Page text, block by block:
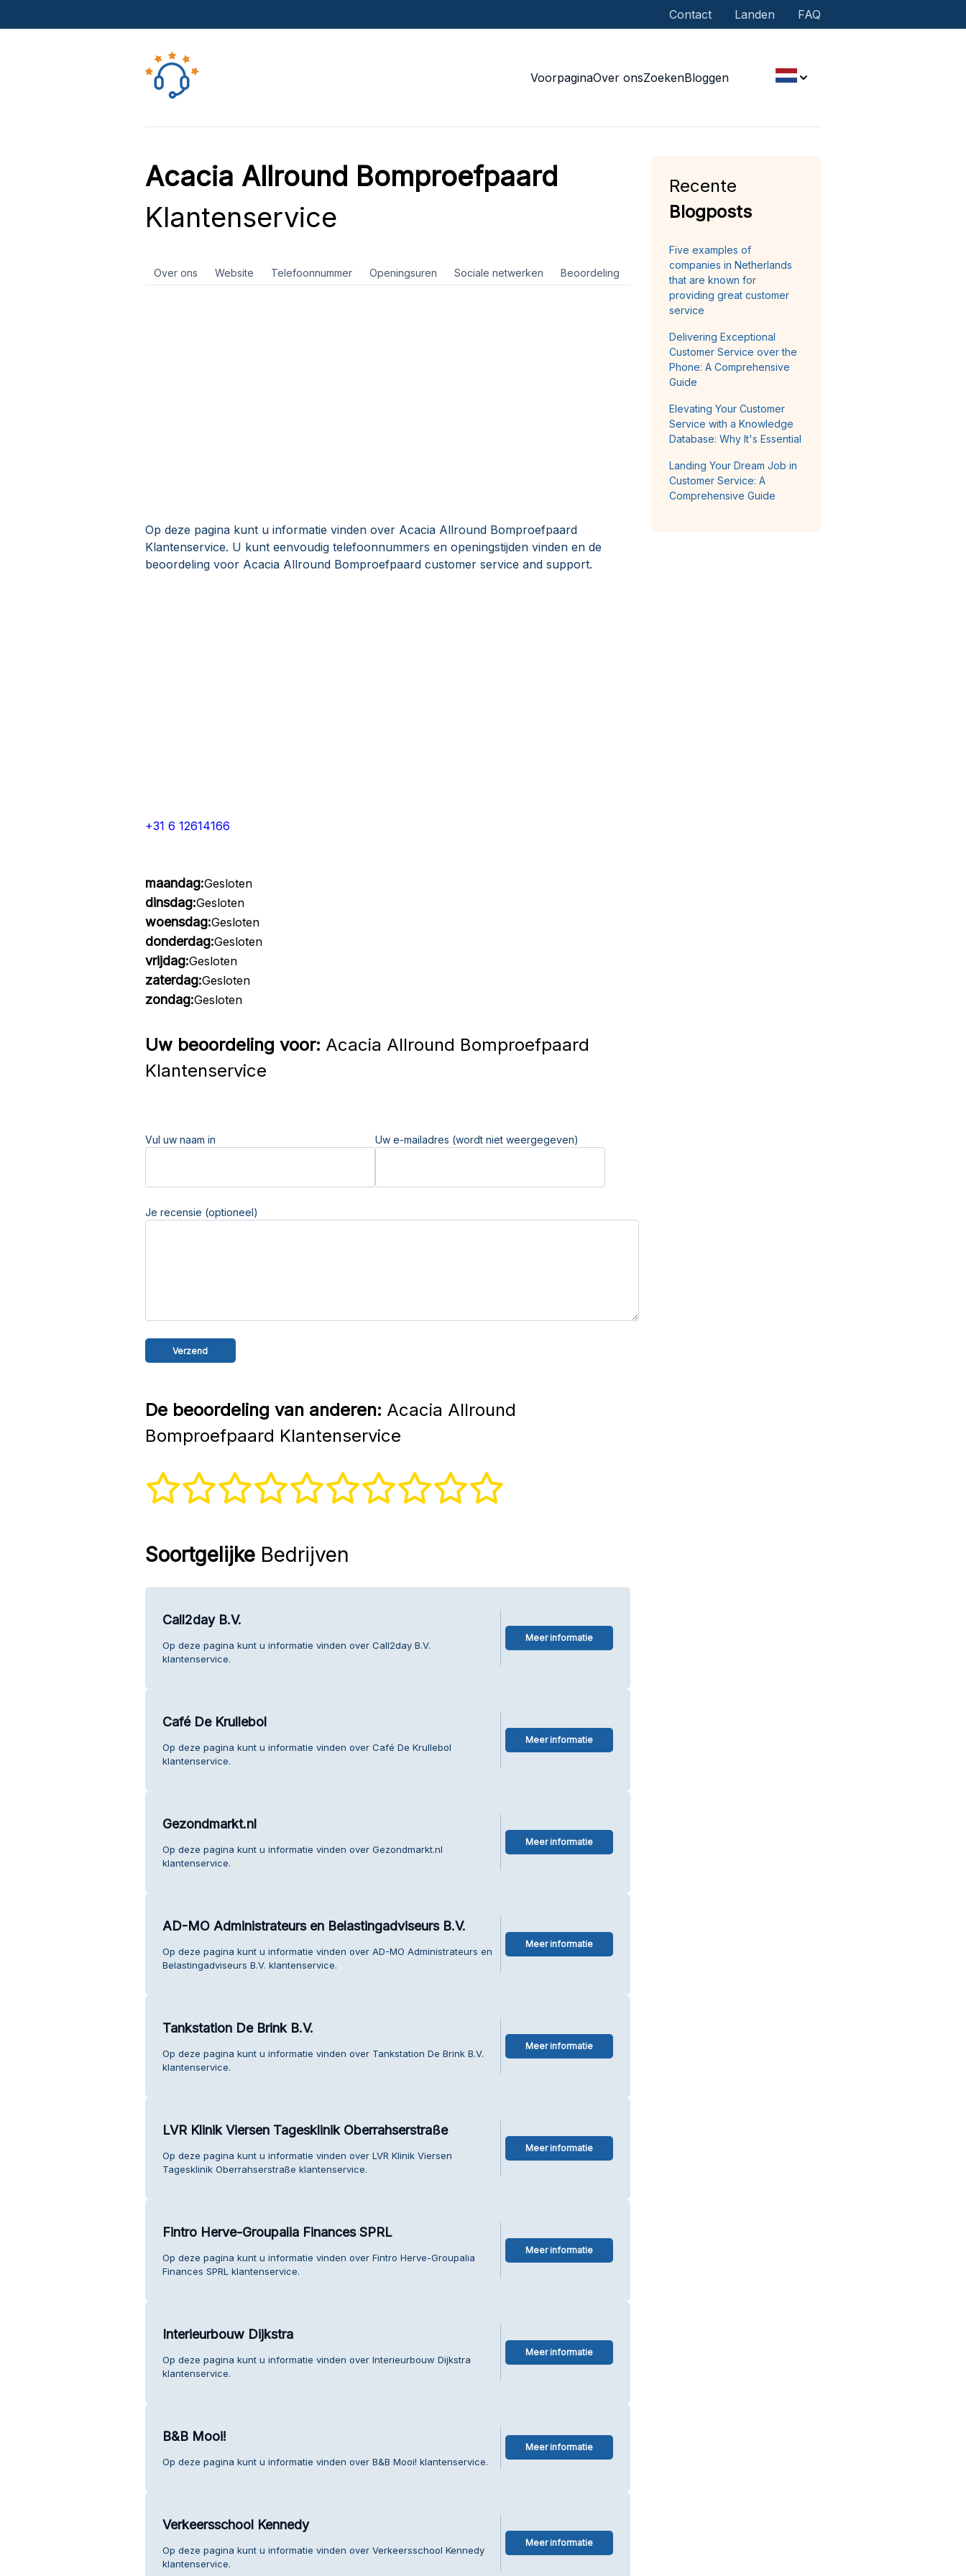
Contact Landen FAQ
VoorpaginaOver onsZoekenBloggen
Acacia Allround Bomproefpaard
Klantenservice
Over ons Website Telefoonnummer Openingsuren Sociale netwerken Beoordeling
Op deze pagina kunt u informatie vinden over Acacia Allround Bomproefpaard
Klantenservice. U kunt eenvoudig telefoonnummers en openingstijden vinden en de
beoordeling voor Acacia Allround Bomproefpaard customer service and support.
+31 6 12614166
maandag:Gesloten
dinsdag:Gesloten
woensdag:Gesloten
donderdag:Gesloten
vrijdag:Gesloten
zaterdag:Gesloten
zondag:Gesloten
Uw beoordeling voor: Acacia Allround Bomproefpaard
Klantenservice
Vul uw naam in Uw e-mailadres (wordt niet weergegeven)
Je recensie (optioneel)
De beoordeling van anderen: Acacia Allround
Bomproefpaard Klantenservice
SoortgelijkeBedrijven
Call2day B.V.
Op deze pagina kunt u informatie vinden over Call2day B.V.
klantenservice.
Meer informatie
Café De Krullebol
Op deze pagina kunt u informatie vinden over Café De Krullebol
klantenservice.
Meer informatie
Gezondmarkt.nl
Op deze pagina kunt u informatie vinden over Gezondmarkt.nl
klantenservice.
Meer informatie
AD-MO Administrateurs en Belastingadviseurs B.V.
Op deze pagina kunt u informatie vinden over AD-MO Administrateurs en
Belastingadviseurs B.V. klantenservice.
Meer informatie
Tankstation De Brink B.V.
Op deze pagina kunt u informatie vinden over Tankstation De Brink B.V.
klantenservice.
Meer informatie
LVR Klinik Viersen Tagesklinik Oberrahserstraße
Op deze pagina kunt u informatie vinden over LVR Klinik Viersen
Tagesklinik Oberrahserstraße klantenservice.
Meer informatie
Fintro Herve-Groupalia Finances SPRL
Op deze pagina kunt u informatie vinden over Fintro Herve-Groupalia
Finances SPRL klantenservice.
Meer informatie
Interieurbouw Dijkstra
Op deze pagina kunt u informatie vinden over Interieurbouw Dijkstra
klantenservice.
Meer informatie
B&B Mooi!
Op deze pagina kunt u informatie vinden over B&B Mooi! klantenservice.
Meer informatie
Verkeersschool Kennedy
Op deze pagina kunt u informatie vinden over Verkeersschool Kennedy
klantenservice.
Meer informatie
Recente
Blogposts
Five examples of
companies in Netherlands
that are known for
providing great customer
service
Delivering Exceptional
Customer Service over the
Phone: A Comprehensive
Guide
Elevating Your Customer
Service with a Knowledge
Database: Why It's Essential
Landing Your Dream Job in
Customer Service: A
Comprehensive Guide